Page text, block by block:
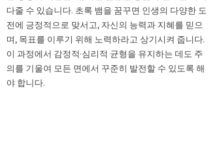
다줄 수 있습니다. 초록 뱀을 꿈꾸면 인생의 다양한 도
전에 긍정적으로 맞서고, 자신의 능력과 지혜를 믿으
며, 목표를 이루기 위해 노력하라고 상기시켜 줍니다.
이 과정에서 감정적·심리적 균형을 유지하는 데도 주
의를 기울여 모든 면에서 꾸준히 발전할 수 있도록 해
야 합니다.